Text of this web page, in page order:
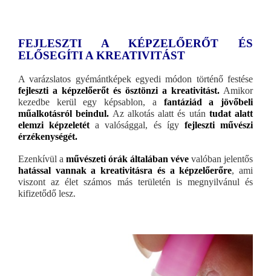
FEJLESZTI A KÉPZELŐERŐT ÉS
ELŐSEGÍTI A KREATIVITÁST
A varázslatos gyémántképek egyedi módon történő festése
fejleszti a képzelőerőt és ösztönzi a kreativitást. Amikor
kezedbe kerül egy képsablon, a fantáziád a jövőbeli
műalkotásról beindul. Az alkotás alatt és után tudat alatt
elemzi képzeletét a valósággal, és így fejleszti művészi
érzékenységét.
Ezenkívül a művészeti órák általában véve valóban jelentős
hatással vannak a kreativitásra és a képzelőerőre, ami
viszont az élet számos más területén is megnyilvánul és
kifizetődő lesz.